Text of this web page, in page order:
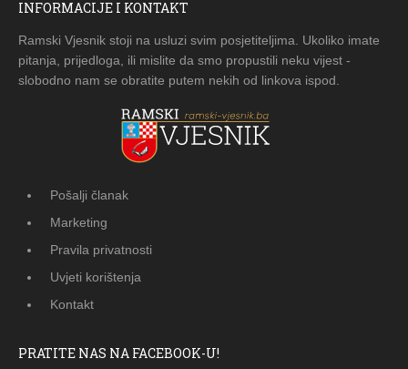
INFORMACIJE I KONTAKT
Ramski Vjesnik stoji na usluzi svim posjetiteljima. Ukoliko imate
pitanja, prijedloga, ili mislite da smo propustili neku vijest -
slobodno nam se obratite putem nekih od linkova ispod.
Pošalji članak
Marketing
Pravila privatnosti
Uvjeti korištenja
Kontakt
PRATITE NAS NA FACEBOOK-U!